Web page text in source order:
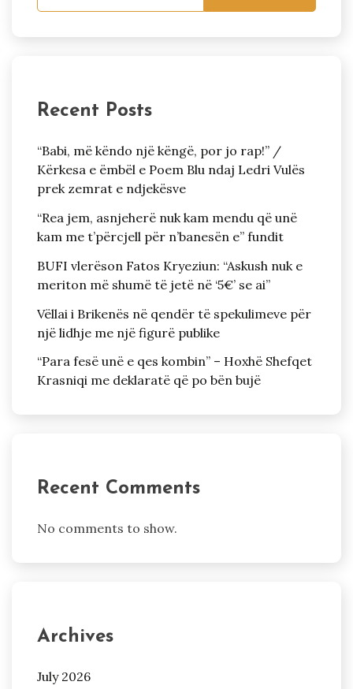
Recent Posts
“Babi, më këndo një këngë, por jo rap!” /
Kërkesa e ëmbël e Poem Blu ndaj Ledri Vulës
prek zemrat e ndjekësve
“Rea jem, asnjeherë nuk kam mendu që unë
kam me t’përcjell për n’banesën e” fundit
BUFI vlerëson Fatos Kryeziun: “Askush nuk e
meriton më shumë të jetë në ‘5€’ se ai”
Vëllai i Brikenës në qendër të spekulimeve për
një lidhje me një figurë publike
“Para fesë unë e qes kombin” – Hoxhë Shefqet
Krasniqi me deklaratë që po bën bujë
Recent Comments
No comments to show.
Archives
July 2026